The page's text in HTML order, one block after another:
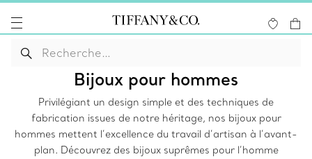
Bijoux pour hommes
Privilégiant un design simple et des techniques de
fabrication issues de notre héritage, nos bijoux pour
hommes mettent l’excellence du travail d’artisan à l’avant-
plan. Découvrez des bijoux suprêmes pour l’homme